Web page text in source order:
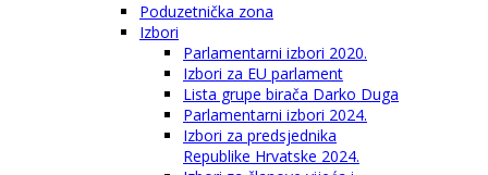
Poduzetnička zona
Izbori
Parlamentarni izbori 2020.
Izbori za EU parlament
Lista grupe birača Darko Duga
Parlamentarni izbori 2024.
Izbori za predsjednika
Republike Hrvatske 2024.